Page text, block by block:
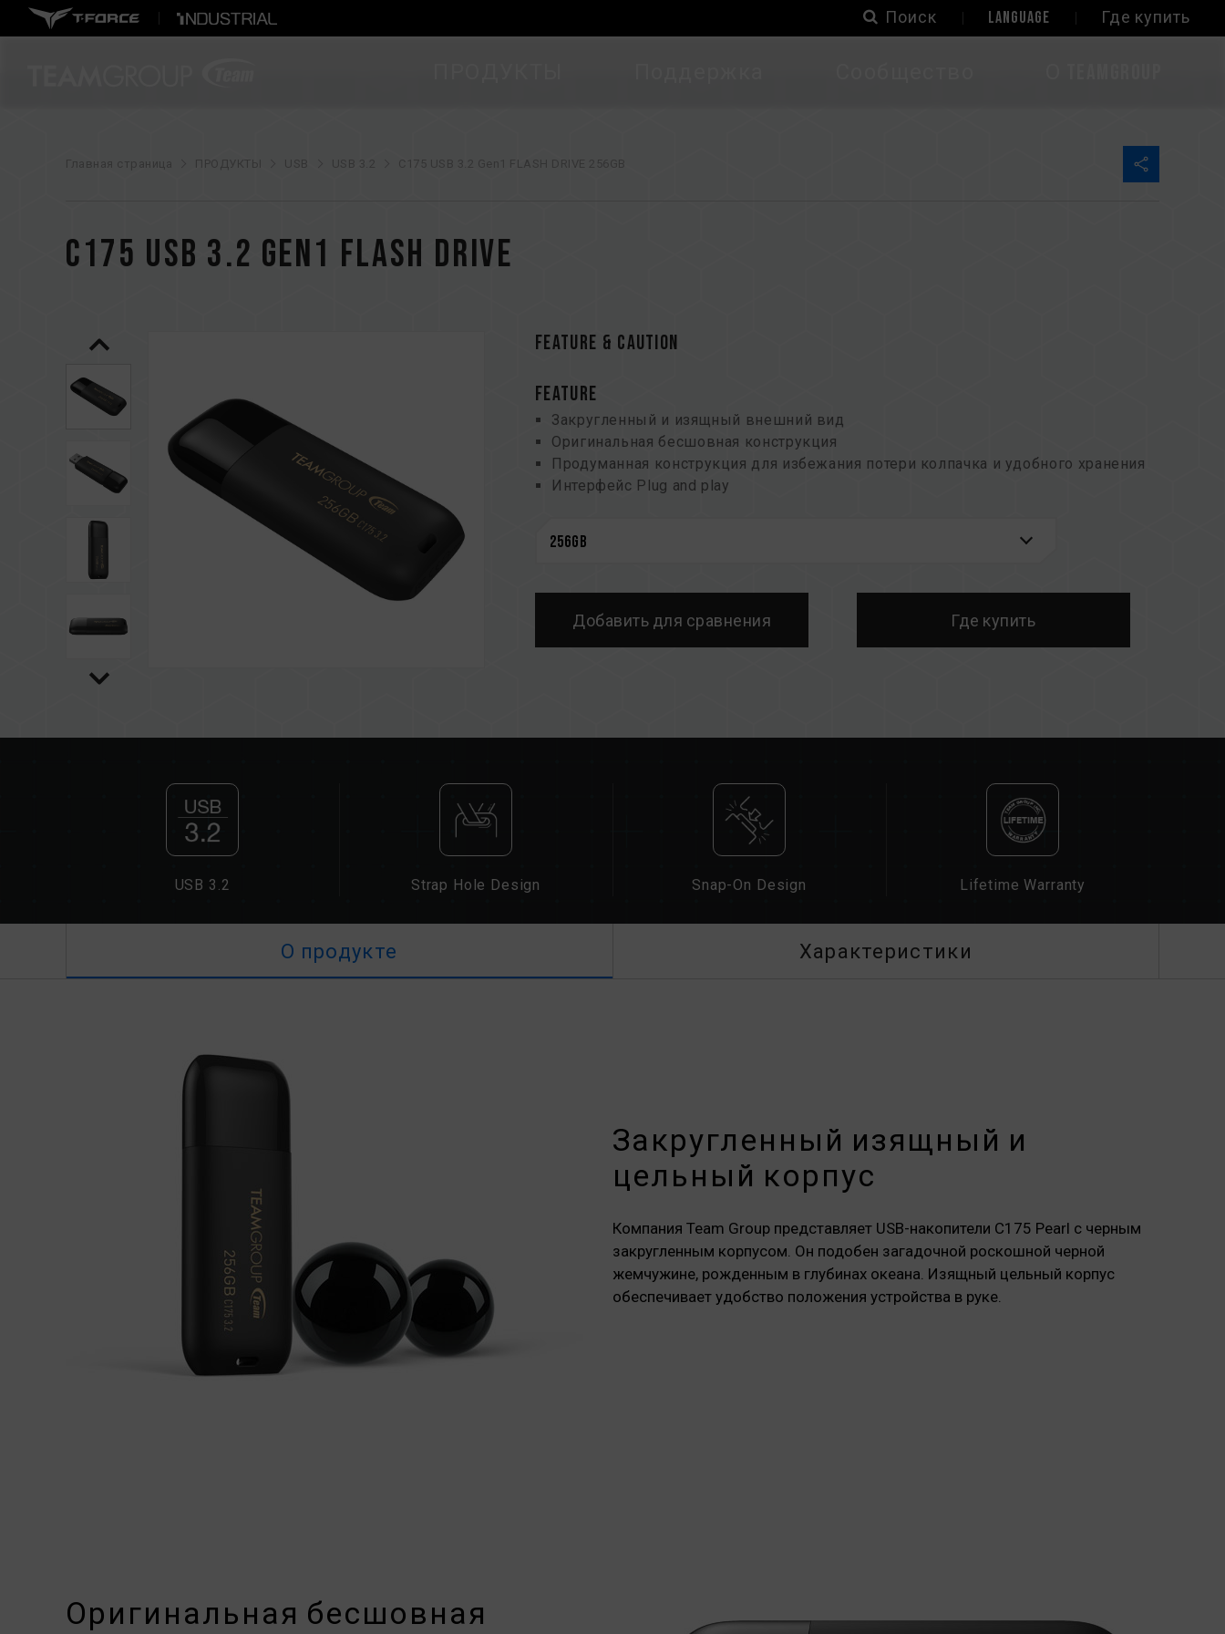
Поиск LANGUAGE Где купить
Главная страница ПРОДУКТЫ USB USB 3.2 C175 USB 3.2 Gen1 FLASH DRIVE 256GB
C175 USB 3.2 Gen1 FLASH DRIVE
FEATURE & CAUTION
FEATURE
Закругленный и изящный внешний вид
Оригинальная бесшовная конструкция
Продуманная конструкция для избежания потери колпачка и удобного хранения
Интерфейс Plug and play
Гарантия на весь срок службы устройства и бесплатная техническая поддержка
Добавить для сравнения Где купить
USB 3.2 Strap Hole Design Snap-On Design Lifetime Warranty
О продукте Характеристики
Закругленный изящный и
цельный корпус
Компания Team Group представляет USB-накопители C175 Pearl с черным
закругленным корпусом. Он подобен загадочной роскошной черной
жемчужине, рожденным в глубинах океана. Изящный цельный корпус
обеспечивает удобство положения устройства в руке.
Оригинальная бесшовная